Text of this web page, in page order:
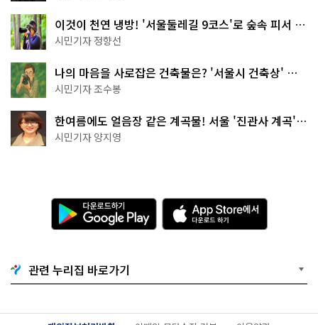
이것이 천연 냉방! '서울둘레길 9코스'로 숲속 피서 떠
나볼까
시민기자 정향선
나의 마음을 사로잡은 건축물은? '서울시 건축상' 수
상작 공개!
시민기자 조수봉
한여름에도 얼음장 같은 계곡물! 서울 '진관사 계곡'이
천국이네~
시민기자 양지영
다
운
로
드
o
o
g
P
l
A
p
p
S
서
로
드
관련 누리집 바로가기